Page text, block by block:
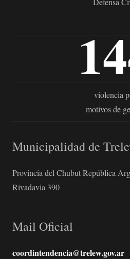
violencia
motivos de
Municipalidad de
Provincia del Chubut República
Rivadavia 390
Mail Oficial
coordintendencia@trelew.gov.ar